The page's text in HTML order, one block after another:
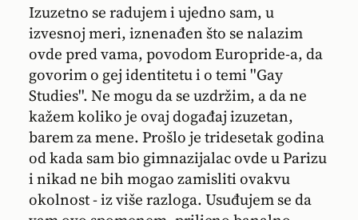
Izuzetno se radujem i ujedno sam, u
izvesnoj meri, iznenađen što se nalazim
ovde pred vama, povodom Europride-a, da
govorim o gej identitetu i o temi ''Gay
Studies''. Ne mogu da se uzdržim, a da ne
kažem koliko je ovaj događaj izuzetan,
barem za mene. Prošlo je tridesetak godina
od kada sam bio gimnazijalac ovde u Parizu
i nikad ne bih mogao zamisliti ovakvu
okolnost - iz više razloga. Usuđujem se da